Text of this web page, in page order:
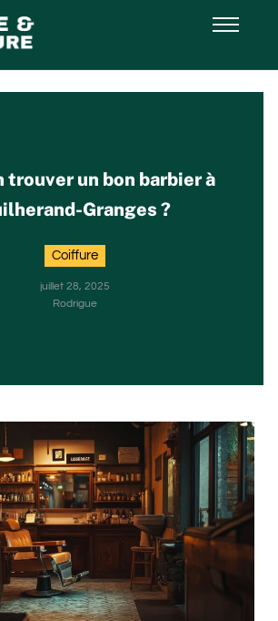
trouver un bon barbier à
Granges ?
Coiffure
juillet 28, 2025
Rodrigue